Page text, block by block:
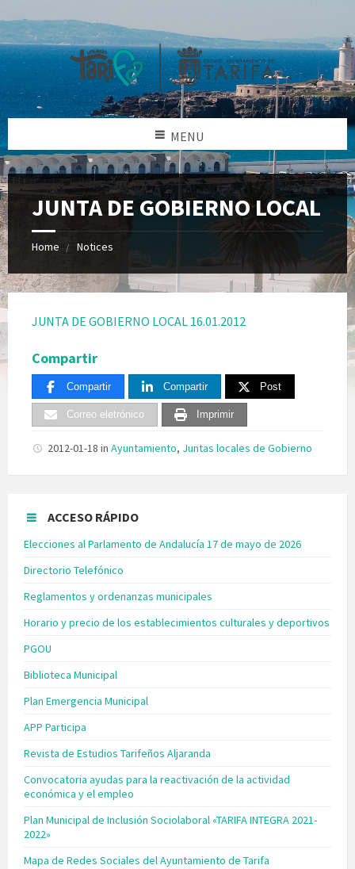
MENU
JUNTA DE GOBIERNO LOCAL
Home Notices
JUNTA DE GOBIERNO LOCAL 16.01.2012
Compartir
Compartir Compartir Post
Correo eletrónico Imprimir
2012-01-18 in Ayuntamiento, Juntas locales de Gobierno
ACCESO RÁPIDO
Elecciones al Parlamento de Andalucía 17 de mayo de 2026
Directorio Telefónico
Reglamentos y ordenanzas municipales
Horario y precio de los establecimientos culturales y deportivos
PGOU
Biblioteca Municipal
Plan Emergencia Municipal
APP Participa
Revista de Estudios Tarifeños Aljaranda
Convocatoria ayudas para la reactivación de la actividad
económica y el empleo
Plan Municipal de Inclusión Sociolaboral «TARIFA INTEGRA 2021-
2022»
Mapa de Redes Sociales del Ayuntamiento de Tarifa